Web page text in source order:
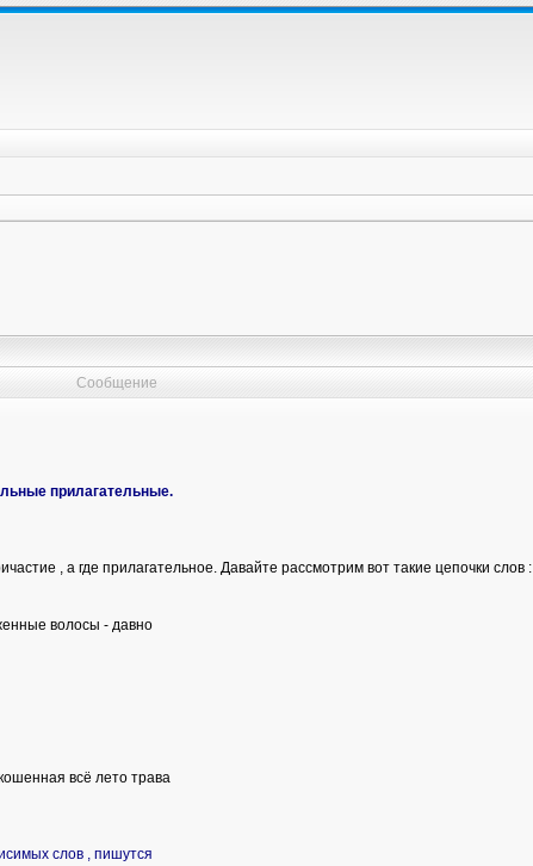
Сообщение
прилагательные.
, а где прилагательное. Давайте рассмотрим вот такие цепочки слов :
волосы - давно
всё лето трава
слов , пишутся